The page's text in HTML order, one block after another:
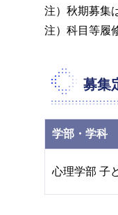
注）秋期募集
注）科目等履
募集
学部・学科
心理学部 子